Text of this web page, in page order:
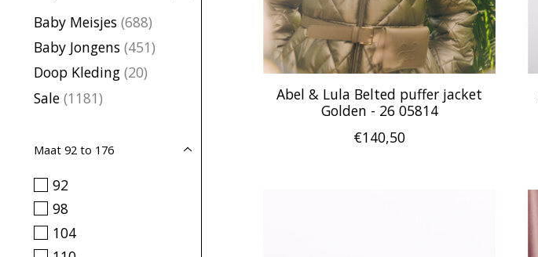
Baby Meisjes (688)
Baby Jongens (451)
Doop Kleding (20)
Sale (1181)
Maat 92 to 176
92
98
104
Abel & Lula Belted puffer jacket
Golden - 26 05814
€140,50